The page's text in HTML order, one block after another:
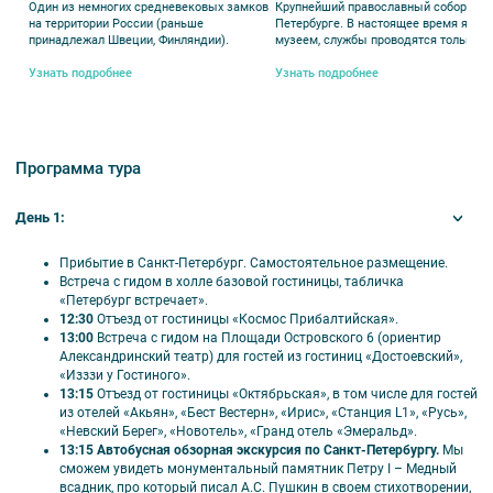
Космос Прибалтийская 4* ,Гостиница izzzi 3* у
Гостиного двора 3*, Октябрьская 4*.
Из других отелей гости подходят к месту
4*,Невский берег 93 3*, Невский Берег 122 3*,
🎟️ Входит в стоимость
Проживание;
Завтраки после первого ночлега;
Обеды в Выборге по программе на 2 дня;
Билеты в музеи;
Ежедневное транспортное и экскурсионное
обслуживание по программе;
Один из немногих средневековых замков
на территории России (раньше
принадлежал Швеции, Финляндии).
Узнать подробнее
Крупнейший православный собор в
Петербурге. В настоящее время
музеем, службы проводятся только
Узнать подробнее
Программа тура
День 1:
Прибытие в Санкт-Петербург. Самостоятельное размещение.
Встреча с гидом в холле базовой гостиницы, табличка
«Петербург встречает».
12:30 Отъезд от гостиницы «Космос Прибалтийская».
13:00 Встреча с гидом на Площади Островского 6 (ориентир
Александринский театр) для гостей из гостиниц «Достоевский»,
«Изззи у Гостиного».
13:15 Отъезд от гостиницы «Октябрьская», в том числе для гостей
из отелей «Акьян», «Бест Вестерн», «Ирис», «Станция L1», «Русь»,
«Невский Берег», «Новотель», «Гранд отель «Эмеральд».
13:15 Автобусная обзорная экскурсия по Санкт-Петербургу. Мы
сможем увидеть монументальный памятник Петру I – Медный
всадник, про который писал А.С. Пушкин в своем стихотворении,